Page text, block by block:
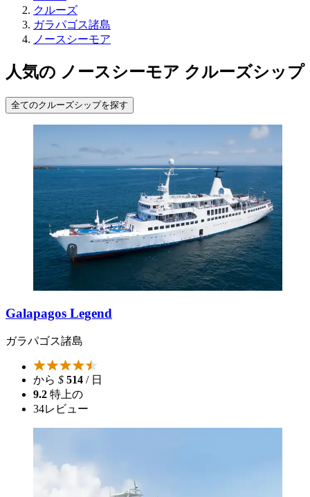
クルーズ
ガラパゴス諸島
ノースシーモア
人気の ノースシーモア クルーズシップ
全てのクルーズシップを探す
Galapagos Legend
ガラパゴス諸島
から $ 514 / 日
9.2 特上の
34レビュー